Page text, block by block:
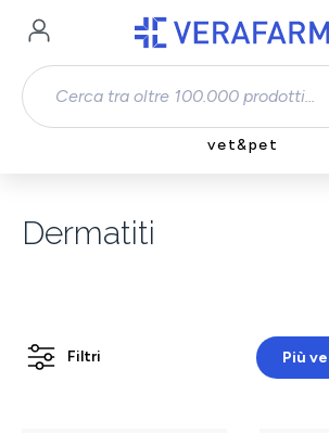
Passa al contenuto principale
vet&pet
Dermatiti
Filtri